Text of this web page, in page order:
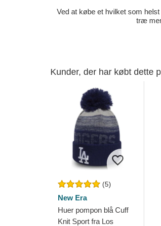
Ved at købe et hvilket som
træ
Kunder, der har købt dette
(5)
New Era
Huer pompon blå Cuff
Knit Sport fra Los